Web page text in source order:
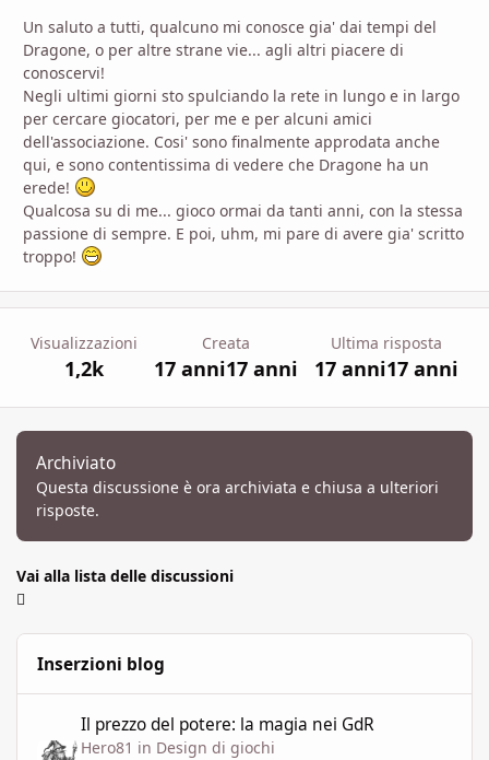
Un saluto a tutti, qualcuno mi conosce gia' dai tempi del
Dragone, o per altre strane vie... agli altri piacere di
conoscervi!
Negli ultimi giorni sto spulciando la rete in lungo e in largo
per cercare giocatori, per me e per alcuni amici
dell'associazione. Cosi' sono finalmente approdata anche
qui, e sono contentissima di vedere che Dragone ha un
erede!
Qualcosa su di me... gioco ormai da tanti anni, con la stessa
passione di sempre. E poi, uhm, mi pare di avere gia' scritto
troppo!
Visualizzazioni
1,2k
Creata
17 anni17 anni
Ultima risposta
17 anni17 anni
Archiviato
Questa discussione è ora archiviata e chiusa a ulteriori
risposte.
Vai alla lista delle discussioni
Inserzioni blog
Il prezzo del potere: la magia nei GdR
Hero81 in Design di giochi